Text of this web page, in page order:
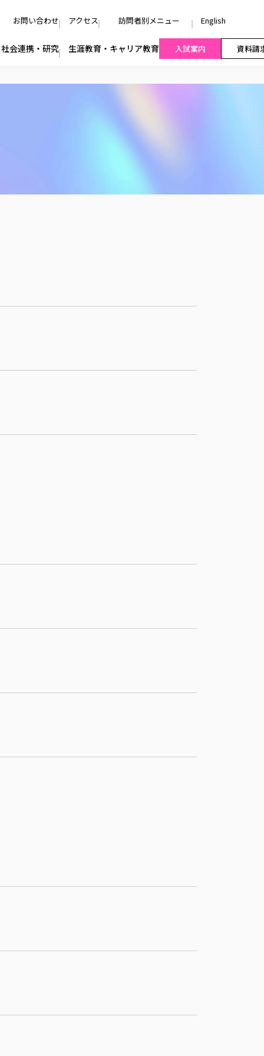
お問い合わせ アクセス 訪問者別メニュー English
社会連携・研究 生涯教育・キャリア教育 入試案内 資料請